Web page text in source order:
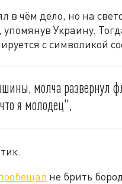
в чём дело, но на
упомянув Украину.
с символикой
молча развернул
я молодец",
не брить